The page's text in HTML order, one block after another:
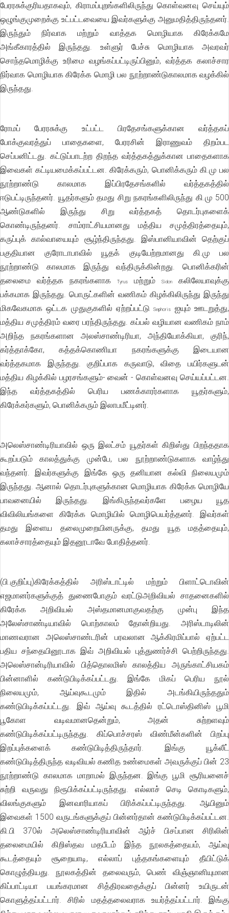
பேரரசுக்குரியதாகவும், கிராமப்புறங்களிலிருந்து கொள்வனவு செய்யும்
ஒழுங்குமுறைக்கு உட்பட்டவையை இவர்களுக்கு அனுமதித்திருந்தனர்.
இருந்தும் நிர்வாக மற்றும் வாத்தக மொழியாக கிரேக்கமே
அங்கீகாரத்தில் இருந்தது. உள்ளுர் பேச்சு மொழியாக அவரவர்
சொந்தமொழிக்கு உரிமை வழங்கப்பட்டிருப்பினும், வர்த்தக கலாச்சார
நிர்வாக மொழியாக கிரேக்க மொழி பல நூற்றாண்டுகாலமாக வழக்கில்
இருந்தது.
ரோமப் பேரரசுக்கு உட்பட்ட பிரதேசங்களுக்கான வர்த்தகப்
போக்குவரத்துப் பாதைகளை, பேரரசின் இராணுவம் திறம்பட
செப்பனிட்டது. கட்டுப்பாடற்ற திறந்த வர்த்தகத்துக்கான பாதைகளாக
இவைகள் கட்டியமைக்கப்பட்டன. கிரேக்கரும், பொனிக்கரும் கி.மு பல
நூற்றாண்டு காலமாக இப்பிரதேசங்களில் வர்த்தகத்தில்
ஈடுபட்டிருந்தனர். யூதர்களும் தமது சிறு நகரங்களிலிருந்து கி.மு 500
ஆண்டுகளில் இருந்து சிறு வர்த்தகத் தொடர்புகளைக்
கொண்டிருந்தனர். சாம்ராட்சியமானது மத்திய சமுத்திரத்தையும்,
கருப்புக் கால்வாயையும் சூழ்ந்திருந்தது. இஸ்பானியாவின் தெற்குப்
பகுதியான குரோடாபாவில் யூதக் குடியேற்றமானது கி.மு பல
நூற்றாண்டு காலமாக இருந்து வந்திருக்கின்றது. பொனிக்கரின்
தலைமை வர்த்தக நகரங்களாக
Tyrus மற்றும் Sidon
கலிலேயாவுக்கு
பக்கமாக இருந்தது. பொருட்களின் வணிகம் கிழக்கிலிருந்து இருந்து
மிகவேகமாக ஒட்டக முதுகுகளில் ஏற்றப்பட்டுSephoris
ஐயும் ஊடறுத்து,
மத்திய சமுத்திரம் வரை பரந்திருந்தது. கப்பல் வழியான வணிகம் நாம்
அறிந்த நகரங்களான அலஸ்சாண்டிரியா, அந்தியோக்கியா, குரிந்,
கர்த்தாக்கோ, கத்தக்கொணியா நகரங்களுக்கு இடையான
வர்த்தகமாக இருந்தது. குறிப்பாக கருவாடு, விதை பயிர்களுடன்
மத்திய கிழக்கில் பழரசங்களும்- வைன் - கொள்வனவு செய்யப்பட்டன.
இந்த வர்த்தகத்தில் பெரிய பணக்காரர்களாக யூதர்களும்,
கிரேக்கர்களும், பொனிக்கரும் இலாபமீட்டினர்.
அலெஸ்சாண்டிரியாவில் ஒரு இலட்சம் யூதர்கள் கிறிஸ்து பிறந்ததாக
கூறப்படும் காலத்துக்கு முன்பே, பல நூற்றாண்டுகளாக வாழ்ந்து
வந்தனர். இவர்களுக்கு இங்கே ஒரு தனியான கல்வி நிலையமும்
இருந்தது. ஆனால் தொடர்புகளுக்கான மொழியாக கிரேக்க மொழியே
பாவனையில் இருந்தது. இங்கிருந்தவர்களே பழைய யூத
விவிலியங்களை கிரேக்க மொழியில் மொழிபெயர்த்தனர். இவர்கள்
தமது இளைய தலைமுறையினருக்கு, தமது யூத மதத்தையும்,
கலாச்சாரத்தையும் இதனூடாவே போதித்தனர்.
(பி.குறிப்பு)கிரேக்கத்தில் அரிஸ்டாட்டில் மற்றும் பிளாட்டொவின்
எஜமானர்களுக்குத் துணைபோகும் வரட்டுஅறிவியல் சாதனைகளில்
கிரேக்க அறிவியல் அஸ்தமானமாகுவதற்கு முன்பு இந்த
அலேஸ்சாண்டியாவில் பொற்காலம் தோன்றியது. அரிஸ்டாடிலின்
மாணவரான அலெஸ்சாண்டரின் பரவலான ஆக்கிரமிப்பால் ஏற்பட்ட
பதிய சந்தையினூடாக இவ் அறிவியல் புத்துணர்ச்சி பெற்றிருந்தது.
அலெஸ்சான்டிரியாவில் பித்தொலமிஸ் காலத்திய அருங்காட்சியகம்
பின்னாளில் கண்டுபிடிக்கப்பட்டது. இங்கே மிகப் பெரிய நூல்
நிலையமும், ஆய்வுகூடமும் இதில் அடங்கியிருந்ததும்
கண்டுபிடிக்கப்பட்டது. இவ் ஆய்வு கூடத்தில் ரட்டொஸ்தினிஸ் பூமி
பூகோள வடிவமானதென்றும், அதன் சுற்றளவும்
கண்டுபிடிக்கப்பட்டிருந்தது. கிப்பொச்சரஸ் விண்மீன்களின் பிறப்பு
இறப்புக்களைக் கண்டுபிடித்திருந்தார். இங்கு யூக்லீட்
கண்டுபிடித்திருந்த வடிவியல் கணித உண்மைகள் அவருக்குப் பின் 23
நூற்றாண்டு காலமாக மாறாமல் இருந்தன. இங்கு பூமி சூரியனைச்
சுற்றி வருவது நிரூபிக்கப்பட்டிருந்தது. எல்லாச் செடி கொடிகளும்,
விலங்குகளும் இனவாரியாகப் பிரிக்கப்பட்டிருந்தது. ஆயினும்
இவைகள் 1500 வருடங்களுக்குப் பின்னர்தான் கண்டுபிடிக்கப்பட்டன.
கி.பி 370ல் அலெஸ்சாண்டிரியாவின் ஆர்ச் பிசப்பான சிரிலின்
தலைமையில் கிறிஸ்தவ மதபீடம் இந்த நூலகத்தையம், ஆய்வு
கூடத்தையும் சூறையாடி, எல்லாப் புத்தகங்களையும் தீயிட்டுக்
கொழுத்தியது. நூலகத்தின் தலைவரும், பெண் விஞ்ஞானியுமான
கிப்பாட்டியா பயங்கரமான சித்திரவதைக்குப் பின்னர் உயிருடன்
கொளுத்தப்பட்டார். சிரில் மதத்தலைவராக உயர்த்தப்பட்டார். இங்கு